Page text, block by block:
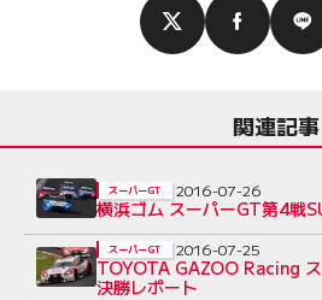
関連記事
横浜ゴム スーパーGT第4戦
スーパーGT 2016-07-26
TOYOTA GAZOO Racing
決勝レポート
スーパーGT 2016-07-25